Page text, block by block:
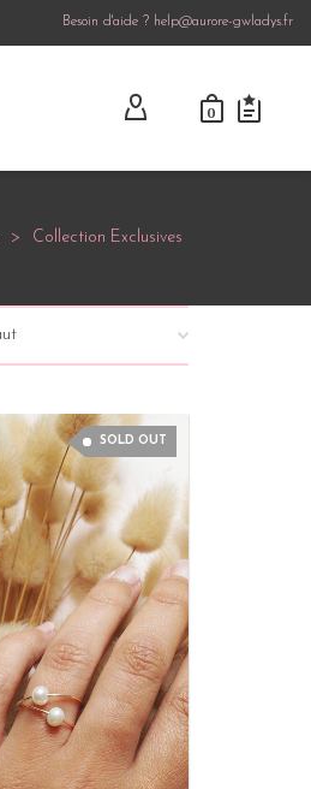
Besoin d'aide ? help@aurore-gwladys.fr
0
> Collection Exclusives
SOLD OUT